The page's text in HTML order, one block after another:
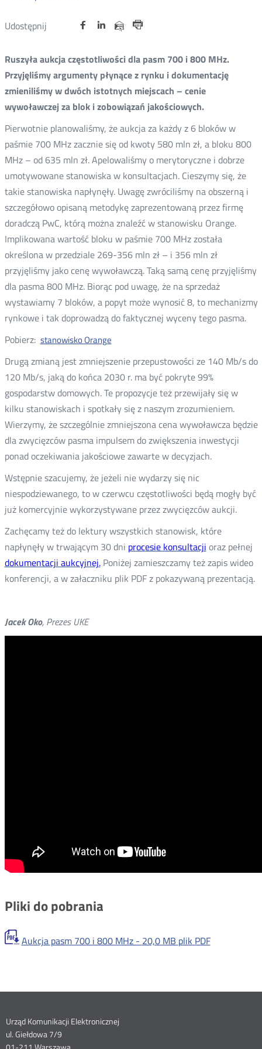
Udostępnij
Udostępnij
Twitter
Otwórz
oknie
Udostępnij
Facebook
Otwórz
oknie
Udostępnij
Linkedin
Otwórz
oknie
Udostępnij
e-
Ruszyła aukcja częstotliwości dla pasm 700 i 800 MHz.
Przyjęliśmy argumenty płynące z rynku i dokumentację
zmieniliśmy w dwóch istotnych miejscach – cenie
wywoławczej za blok i zobowiązań jakościowych.
Pierwotnie planowaliśmy, że aukcja za każdy z 6 bloków w
paśmie 700 MHz zacznie się od kwoty 580 mln zł, a bloku 800
MHz – od 635 mln zł. Apelowaliśmy o merytoryczne i dobrze
umotywowane stanowiska w konsultacjach. Cieszymy się, że
takie stanowiska napłynęły. Uwagę zwróciliśmy na obszerną i
szczegółowo opisaną metodykę zaprezentowaną przez firmę
doradczą PwC, którą można znaleźć w stanowisku Orange.
Implikowana wartość bloku w paśmie 700 MHz została
określona w przedziale 269-356 mln zł – i 356 mln zł
przyjęliśmy jako cenę wywoławczą. Taką samą cenę przyjęliśmy
dla pasma 800 MHz. Biorąc pod uwagę, że na sprzedaż
wystawiamy 7 bloków, a popyt może wynosić 8, to mechanizmy
rynkowe i tak doprowadzą do faktycznej wyceny tego pasma.
Pobierz: stanowisko Orange
Drugą zmianą jest zmniejszenie przepustowości ze 140 Mb/s do
120 Mb/s, jaką do końca 2030 r. ma być pokryte 99%
gospodarstw domowych. Te propozycje też przewijały się w
kilku stanowiskach i spotkały się z naszym zrozumieniem.
Wierzymy, że szczególnie zmniejszona cena wywoławcza będzie
dla zwycięzców pasma impulsem do zwiększenia inwestycji
ponad oczekiwania jakościowe zawarte w decyzjach.
Wstępnie szacujemy, że jeżeli nie wydarzy się nic
niespodziewanego, to w czerwcu częstotliwości będą mogły być
już komercyjnie wykorzystywane przez zwycięzców aukcji.
Zachęcamy też do lektury wszystkich stanowisk, które
napłynęły w trwającym 30 dni procesie konsultacji oraz pełnej
dokumentacji aukcyjnej.Poniżej zamieszczamy też zapis wideo
konferencji, a w załaczniku plik PDF z pokazywaną prezentacją.
Jacek Oko, Prezes UKE
Pliki do pobrania
Aukcja pasm 700 i 800 MHz - 20,0 MB plik PDF
Dane
Urząd Komunikacji Elektronicznej
ul. Giełdowa 7/9